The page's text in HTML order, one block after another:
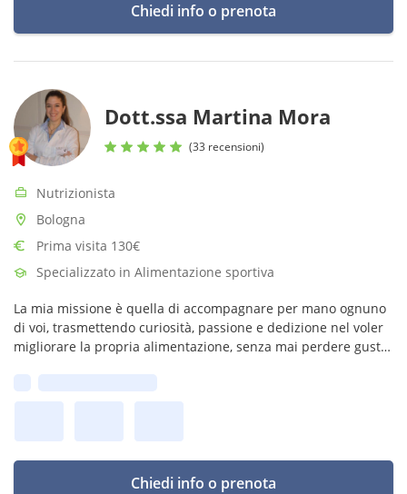
Chiedi info o prenota
Dott.ssa Martina Mora
(33 recensioni)
Nutrizionista
Bologna
Prima visita 130€
Specializzato in Alimentazione sportiva
La mia missione è quella di accompagnare per mano ognuno
di voi, trasmettendo curiosità, passione e dedizione nel voler
migliorare la propria alimentazione, senza mai perdere gusto
Chiedi info o prenota